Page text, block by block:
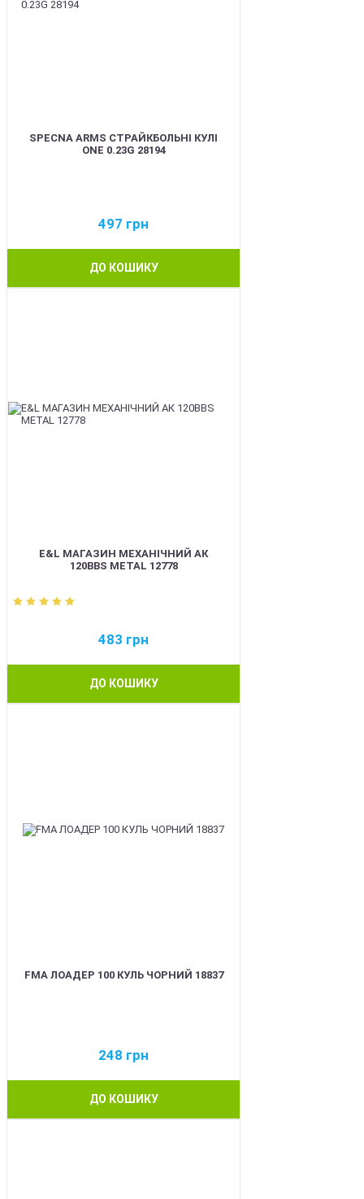
SPECNA ARMS СТРАЙКБОЛЬНІ КУЛІ
ONE 0.23G 28194
497 грн
ДО КОШИКУ
E&L МАГАЗИН МЕХАНІЧНИЙ АК
120BBS METAL 12778
483 грн
ДО КОШИКУ
FMA ЛОАДЕР 100 КУЛЬ ЧОРНИЙ 18837
248 грн
ДО КОШИКУ